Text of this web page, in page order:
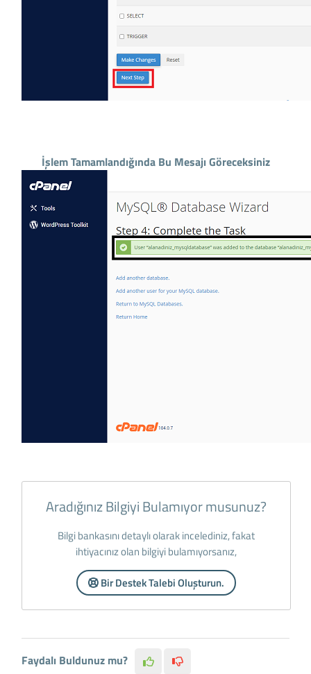
İşlem Tamamlandığında Bu Mesajı Göreceksiniz
Aradığınız Bilgiyi Bulamıyor musunuz?
Bilgi bankasını detaylı olarak incelediniz, fakat
ihtiyacınız olan bilgiyi bulamıyorsanız,
Bir Destek Talebi Oluşturun.
Faydalı Buldunuz mu?